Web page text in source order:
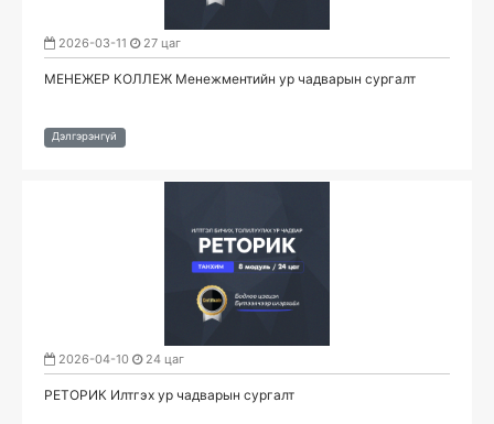
2026-03-11 27 цаг
МЕНЕЖЕР КОЛЛЕЖ Менежментийн ур чадварын сургалт
Дэлгэрэнгүй
2026-04-10 24 цаг
РЕТОРИК Илтгэх ур чадварын сургалт